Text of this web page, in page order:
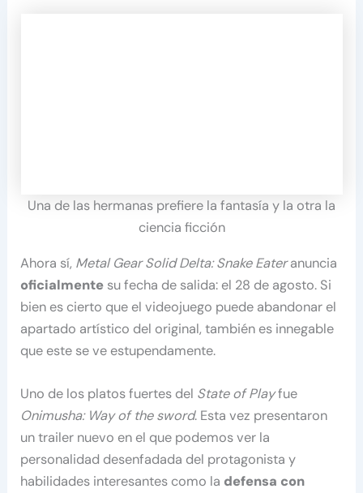
Una de las hermanas prefiere la fantasía y la otra la
ciencia ficción
Ahora sí, Metal Gear Solid Delta: Snake Eateranuncia
oficialmente su fecha de salida: el 28 de agosto. Si
bien es cierto que el videojuego puede abandonar el
apartado artístico del original, también es innegable
que este se ve estupendamente.
Uno de los platos fuertes del State of Playfue
Onimusha: Way of the sword. Esta vez presentaron
un trailer nuevo en el que podemos ver la
personalidad desenfadada del protagonista y
habilidades interesantes como la defensa con